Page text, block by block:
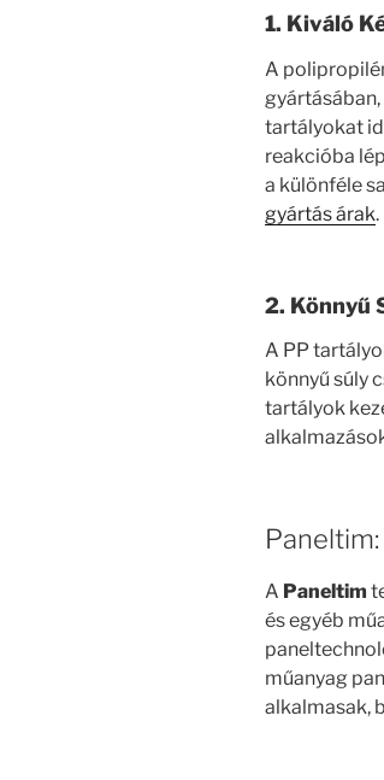
1. Kiváló
A
tartályokat
reakcióba
a különféle
gyártás árak.
2. Könnyű
A PP
könnyű súly
tartályok
A Paneltim
és egyéb
műanyag
alkalmasak,